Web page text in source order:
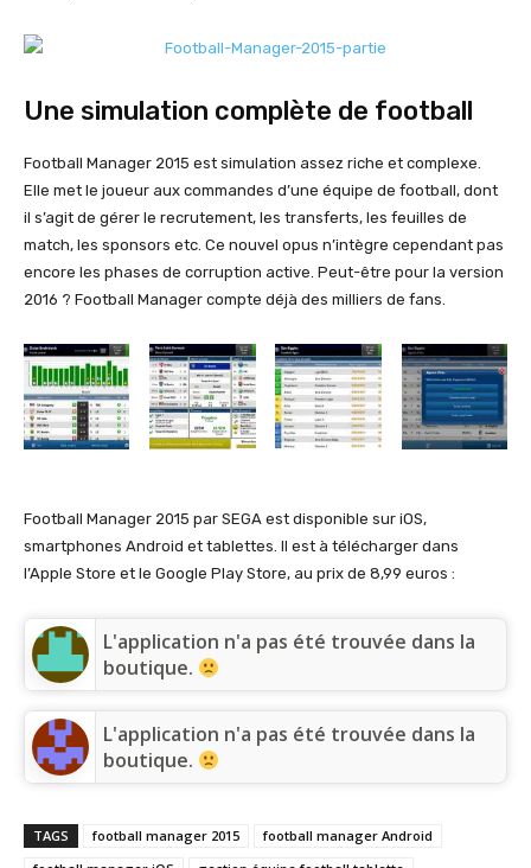
Une simulation complète de football
Football Manager 2015 est simulation assez riche et complexe.
Elle met le joueur aux commandes d’une équipe de football, dont
il s’agit de gérer le recrutement, les transferts, les feuilles de
match, les sponsors etc. Ce nouvel opus n’intègre cependant pas
encore les phases de corruption active. Peut-être pour la version
2016 ? Football Manager compte déjà des milliers de fans.
Football Manager 2015 par SEGA est disponible sur iOS,
smartphones Android et tablettes. Il est à télécharger dans
l’Apple Store et le Google Play Store, au prix de 8,99 euros :
L'application n'a pas été trouvée dans la
boutique.
L'application n'a pas été trouvée dans la
boutique.
TAGS football manager 2015
football manager Android